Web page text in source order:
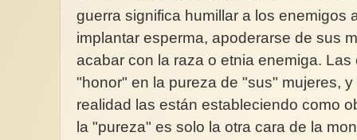
guerra significa humillar a los enemigos
implantar esperma, apoderarse de sus
acabar con la raza o etnia enemiga.
"honor" en la pureza de "sus" mujeres,
realidad las están estableciendo como
la "pureza" es solo la otra cara de la